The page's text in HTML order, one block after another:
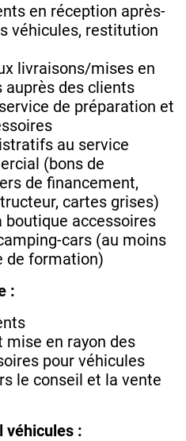
en réception après-
véhicules, restitution
livraisons/mises en
auprès des clients
de préparation et
au service
(bons de
de financement,
cartes grises)
accessoires
cars (au moins
de formation)
:
mise en rayon des
pour véhicules
le conseil et la vente
véhicules :